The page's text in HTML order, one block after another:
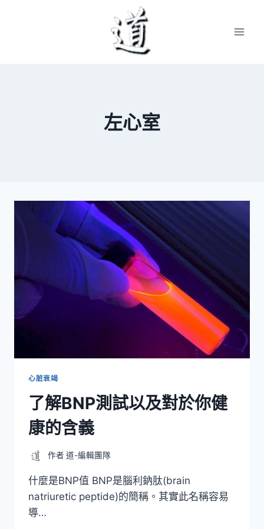
左心室
心脏衰竭
了解BNP測試以及對於你健
康的含義
作者 道-編輯團隊
什麼是BNP值 BNP是腦利鈉肽(brain
natriuretic peptide)的簡稱。其實此名稱容易
導…